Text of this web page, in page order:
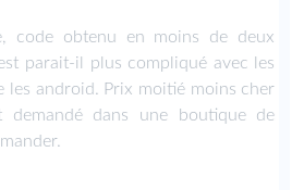
code obtenu en moins de deux
parait-il plus compliqué avec les
les android. Prix moitié moins cher
dans une boutique de